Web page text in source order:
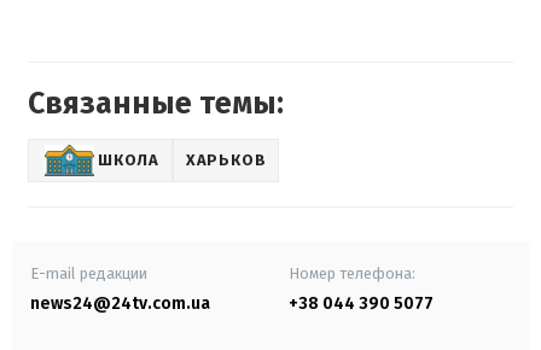
Связанные темы:
ШКОЛА ХАРЬКОВ
E-mail редакции
news24@24tv.com.ua
Номер телефона:
+38 044 390 5077